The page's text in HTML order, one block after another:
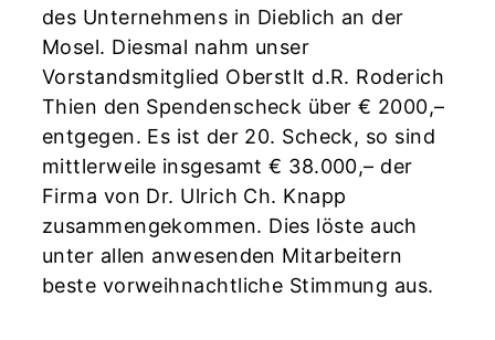
des Unternehmens in Dieblich an der
Mosel. Diesmal nahm unser
Vorstandsmitglied Oberstlt d.R. Roderich
Thien den Spendenscheck über € 2000,–
entgegen. Es ist der 20. Scheck, so sind
mittlerweile insgesamt € 38.000,– der
Firma von Dr. Ulrich Ch. Knapp
zusammengekommen. Dies löste auch
unter allen anwesenden Mitarbeitern
beste vorweihnachtliche Stimmung aus.